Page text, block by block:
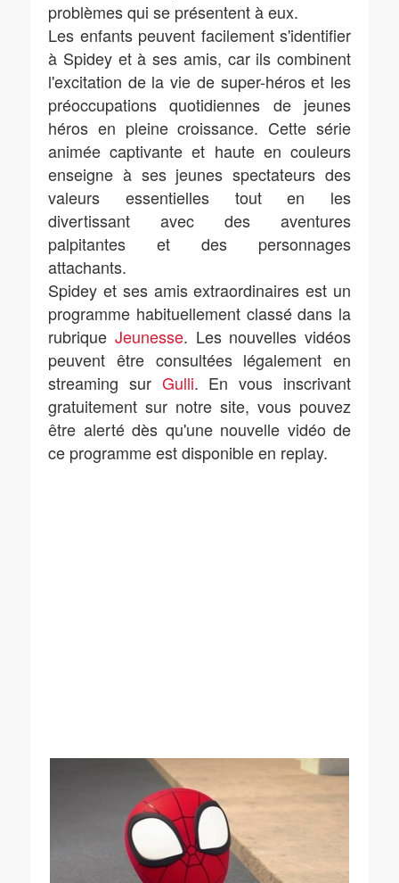
problèmes qui se présentent à eux.
Les enfants peuvent facilement s'identifier
à Spidey et à ses amis, car ils combinent
l'excitation de la vie de super-héros et les
préoccupations quotidiennes de jeunes
héros en pleine croissance. Cette série
animée captivante et haute en couleurs
enseigne à ses jeunes spectateurs des
valeurs essentielles tout en les
divertissant avec des aventures
palpitantes et des personnages
attachants.
Spidey et ses amis extraordinaires est un
programme habituellement classé dans la
rubrique Jeunesse. Les nouvelles vidéos
peuvent être consultées légalement en
streaming sur Gulli. En vous inscrivant
gratuitement sur notre site, vous pouvez
être alerté dès qu'une nouvelle vidéo de
ce programme est disponible en replay.